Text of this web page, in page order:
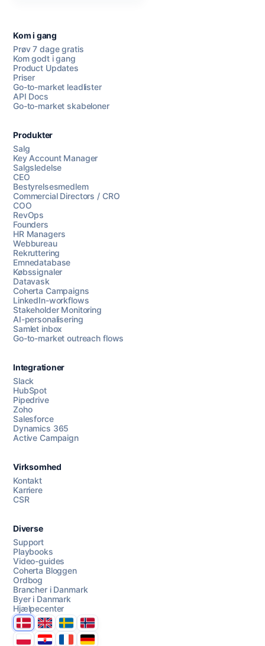
Chat med os
AI Campaign Assist
Kom i gang
Prøv 7 dage gratis
Kom godt i gang
Product Updates
Priser
Go-to-market leadlister
API Docs
Go-to-market skabeloner
Produkter
Salg
Key Account Manager
Salgsledelse
CEO
Bestyrelsesmedlem
Commercial Directors / CRO
COO
RevOps
Founders
HR Managers
Webbureau
Rekruttering
Emnedatabase
Købssignaler
Datavask
Coherta Campaigns
LinkedIn-workflows
Stakeholder Monitoring
AI-personalisering
Samlet inbox
Go-to-market outreach flows
Integrationer
Slack
HubSpot
Pipedrive
Zoho
Salesforce
Dynamics 365
Active Campaign
Virksomhed
Kontakt
Karriere
CSR
Diverse
Support
Playbooks
Video-guides
Coherta Bloggen
Ordbog
Brancher i Danmark
Byer i Danmark
Hjælpecenter
DanmarkUnited Kingdom
SverigeNorge
PolskaHrvatskaFranceDeutschland